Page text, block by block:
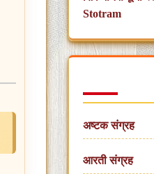
Stotram
अष्टक संग्रह
आरती संग्रह